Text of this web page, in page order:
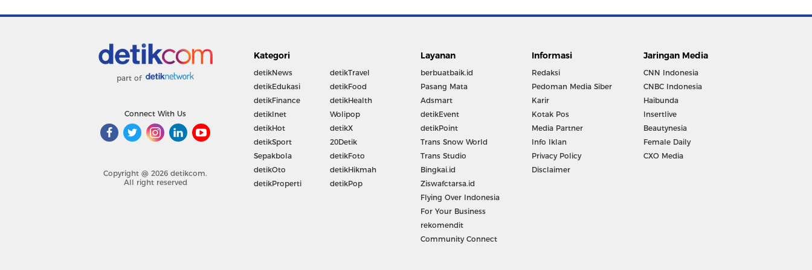
part of
Connect With Us
Copyright @ 2026 detikcom.
All right reserved
Kategori
detikNews
detikEdukasi
detikFinance
detikInet
detikHot
detikSport
Sepakbola
detikOto
detikProperti
detikTravel
detikFood
detikHealth
Wolipop
detikX
20Detik
detikFoto
detikHikmah
detikPop
Layanan
berbuatbaik.id
Pasang Mata
Adsmart
detikEvent
detikPoint
Trans Snow World
Trans Studio
Bingkai.id
Ziswafctarsa.id
Flying Over Indonesia
For Your Business
rekomendit
Community Connect
Informasi
Redaksi
Pedoman Media Siber
Karir
Kotak Pos
Media Partner
Info Iklan
Privacy Policy
Disclaimer
Jaringan Media
CNN Indonesia
CNBC Indonesia
Haibunda
Insertlive
Beautynesia
Female Daily
CXO Media